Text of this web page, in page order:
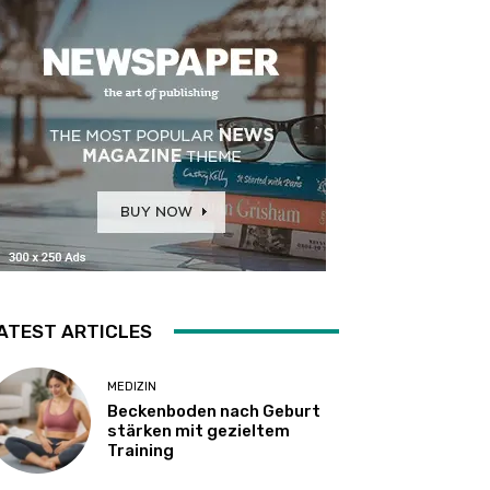
ARTICLES
MEDIZIN
Beckenboden nach Geburt
stärken mit gezieltem
Training